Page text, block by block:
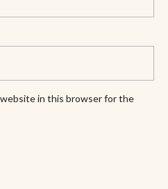
website in this browser for the